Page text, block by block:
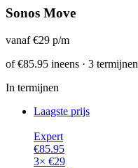
Sonos Move
vanaf€29 p/m
of€85.95 ineens · 3 termijnen
In termijnen
Laagste prijs
Expert
€85.95
3× €29